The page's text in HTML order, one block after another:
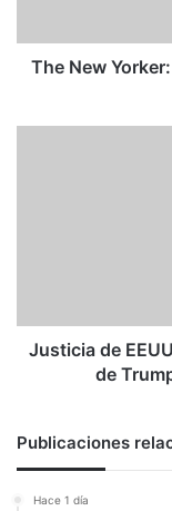
Culture
The New
de
Trump
poderes
Justicia de
de
Publicaciones
Hace 1 día